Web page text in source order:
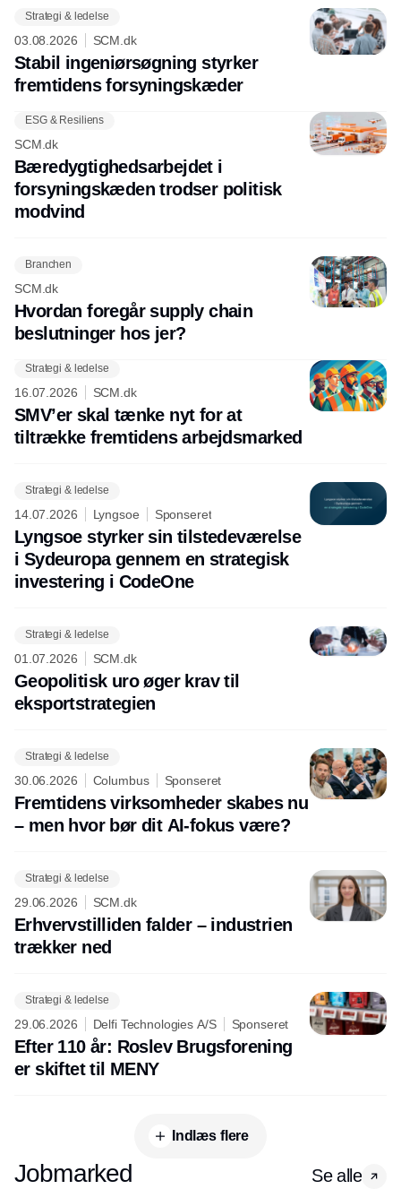
Strategi & ledelse
03.08.2026 SCM.dk
Stabil ingeniørsøgning styrker
fremtidens forsyningskæder
ESG & Resiliens
SCM.dk
Bæredygtighedsarbejdet i
forsyningskæden trodser politisk
modvind
Branchen
SCM.dk
Hvordan foregår supply chain
beslutninger hos jer?
Strategi & ledelse
16.07.2026 SCM.dk
SMV’er skal tænke nyt for at
tiltrække fremtidens arbejdsmarked
Strategi & ledelse
14.07.2026 Lyngsoe Sponseret
Lyngsoe styrker sin tilstedeværelse
i Sydeuropa gennem en strategisk
investering i CodeOne
Strategi & ledelse
01.07.2026 SCM.dk
Geopolitisk uro øger krav til
eksportstrategien
Strategi & ledelse
30.06.2026 Columbus Sponseret
Fremtidens virksomheder skabes nu
– men hvor bør dit AI-fokus være?
Strategi & ledelse
29.06.2026 SCM.dk
Erhvervstilliden falder – industrien
trækker ned
Strategi & ledelse
29.06.2026 Delfi Technologies A/S Sponseret
Efter 110 år: Roslev Brugsforening
er skiftet til MENY
Indlæs flere
Jobmarked Se alle